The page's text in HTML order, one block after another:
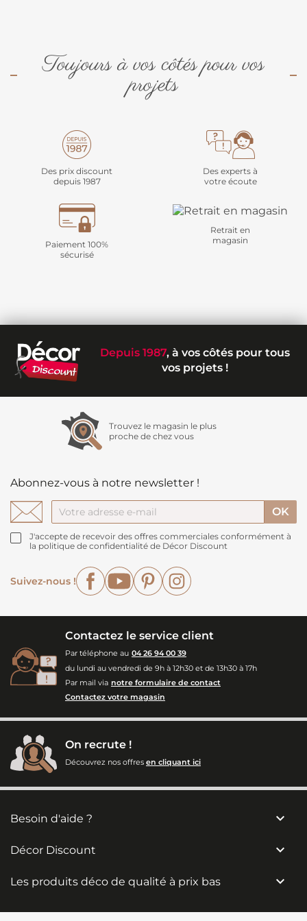
Toujours à vos côtés pour vos
projets
Des prix discount
depuis 1987
Des experts à
votre écoute
Paiement 100%
sécurisé
Retrait en
magasin
Depuis 1987, à vos côtés pour tous
vos projets !
Trouvez le magasin le plus
proche de chez vous
Abonnez-vous à notre newsletter !
J'accepte de recevoir des offres commerciales conformément à
la politique de confidentialité de Décor Discount
Suivez-nous !
FacebookYouTubePinterest
Contactez le service client
Par téléphone au 04 26 94 00 39
du lundi au vendredi de 9h à 12h30 et de 13h30 à 17h
Par mail via notre formulaire de contact
Contactez votre magasin
On recrute !
Découvrez nos offres en cliquant ici
Besoin d'aide ? 
Décor Discount 
Les produits déco de qualité à prix bas 